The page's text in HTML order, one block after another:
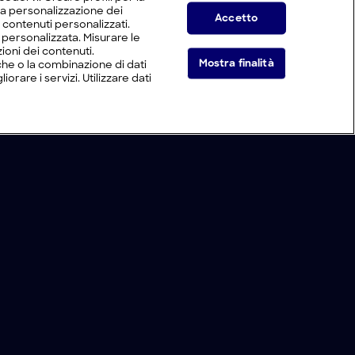
personalizzazione dei
personalizzati.
Misurare le
dei contenuti.
o la combinazione di dati
i servizi. Utilizzare dati
Accetto
Mostra finalità